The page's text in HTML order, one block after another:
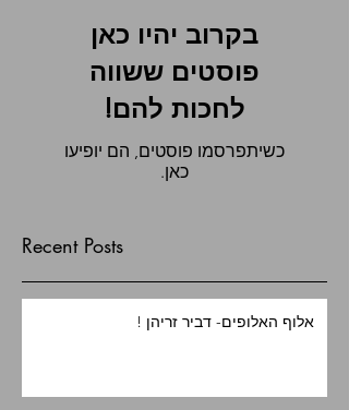
בקרוב יהיו כאן
פוסטים ששווה
לחכות להם!
כשיתפרסמו פוסטים, הם יופיעו
כאן.
Recent Posts
אלוף האלופים- דביר זריהן !